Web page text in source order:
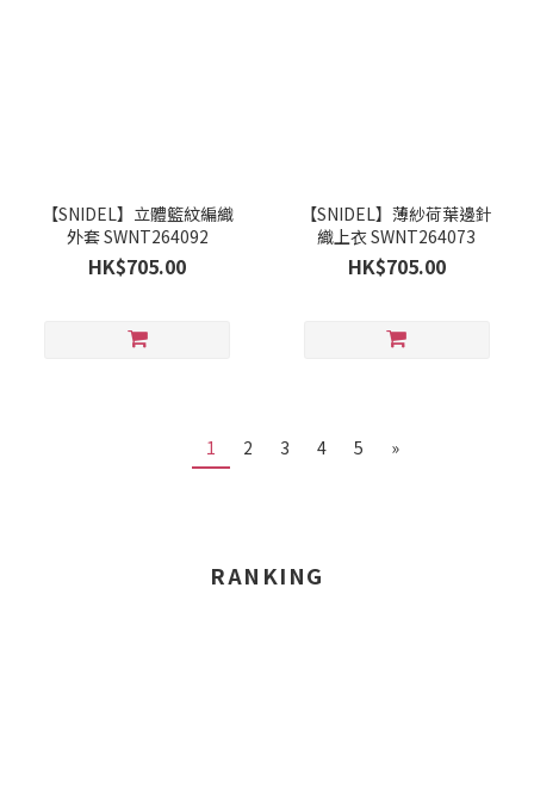
【SNIDEL】立體籃紋編織
外套 SWNT264092
HK$705.00
【SNIDEL】薄紗荷葉邊針
織上衣 SWNT264073
HK$705.00
1 2 3 4 5 »
RANKING